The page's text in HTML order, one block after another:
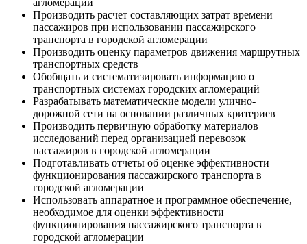
агломерации
Производить расчет составляющих затрат времени
пассажиров при использовании пассажирского
транспорта в городской агломерации
Производить оценку параметров движения маршрутных
транспортных средств
Обобщать и систематизировать информацию о
транспортных системах городских агломераций
Разрабатывать математические модели улично-
дорожной сети на основании различных критериев
Производить первичную обработку материалов
исследований перед организацией перевозок
пассажиров в городской агломерации
Подготавливать отчеты об оценке эффективности
функционирования пассажирского транспорта в
городской агломерации
Использовать аппаратное и программное обеспечение,
необходимое для оценки эффективности
функционирования пассажирского транспорта в
городской агломерации